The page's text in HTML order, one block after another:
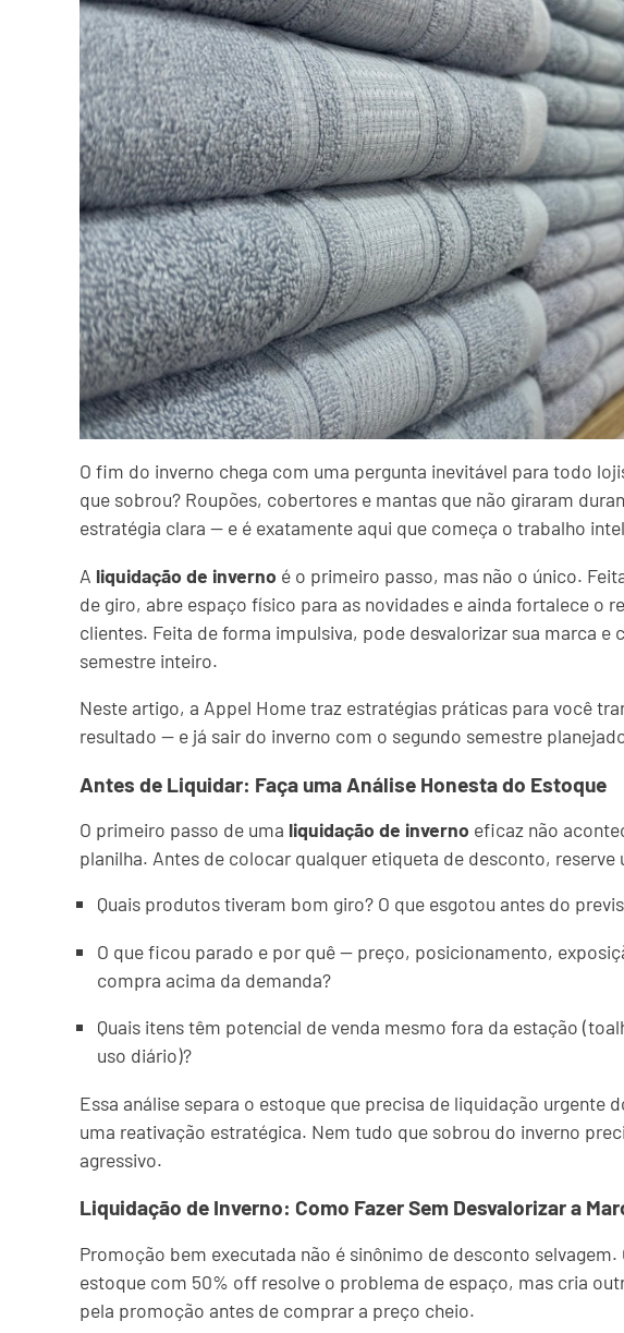
O fim do inverno chega com uma pergunta inevitável para todo
que sobrou? Roupões, cobertores e mantas que não giraram
estratégia clara — e é exatamente aqui que começa o trabalho
A liquidação de inverno é o primeiro passo, mas não o único.
de giro, abre espaço físico para as novidades e ainda fortalece o
clientes. Feita de forma impulsiva, pode desvalorizar sua marca
semestre inteiro.
Neste artigo, a Appel Home traz estratégias práticas para você
resultado — e já sair do inverno com o segundo semestre
Antes de Liquidar: Faça uma Análise Honesta do Estoque
O primeiro passo de uma liquidação de inverno eficaz não
planilha. Antes de colocar qualquer etiqueta de desconto,
Quais produtos tiveram bom giro? O que esgotou antes do
O que ficou parado e por quê — preço, posicionamento,
compra acima da demanda?
Quais itens têm potencial de venda mesmo fora da estação
uso diário)?
Essa análise separa o estoque que precisa de liquidação urgente
uma reativação estratégica. Nem tudo que sobrou do inverno
agressivo.
Liquidação de Inverno: Como Fazer Sem Desvalorizar a
Promoção bem executada não é sinônimo de desconto
estoque com 50% off resolve o problema de espaço, mas cria
pela promoção antes de comprar a preço cheio.